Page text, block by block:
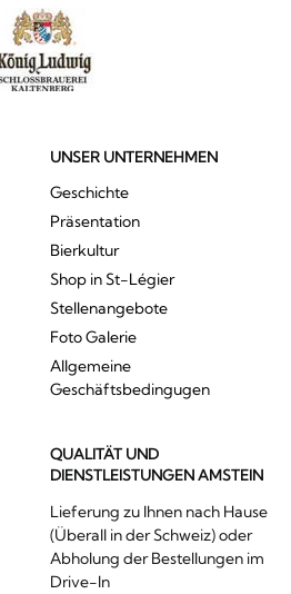
UNSER UNTERNEHMEN
Geschichte
Präsentation
Bierkultur
Shop in St-Légier
Stellenangebote
Foto Galerie
Allgemeine
Geschäftsbedingugen
QUALITÄT UND
DIENSTLEISTUNGEN AMSTEIN
Lieferung zu Ihnen nach Hause
(Überall in der Schweiz) oder
Abholung der Bestellungen im
Drive-In